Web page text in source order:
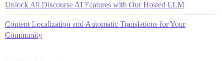
Unlock All Discourse AI Features with Our Hosted LLM
Content Localization and Automatic Translations for Your
Community